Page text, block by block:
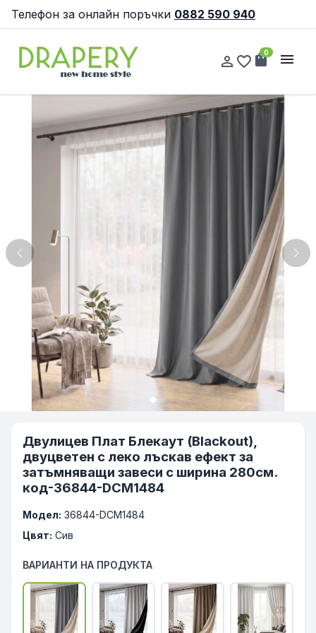
Телефон за онлайн поръчки 0882 590 940
person_outline favorite_border shopping_bag
0 menu
Previous
Двулицев Плат Блекаут (Blackout),
двуцветен с леко лъскав ефект за
затъмняващи завеси с ширина 280см.
код-36844-DCM1484
Модел: 36844-DCM1484
Цвят: Сив
ВАРИАНТИ НА ПРОДУКТА